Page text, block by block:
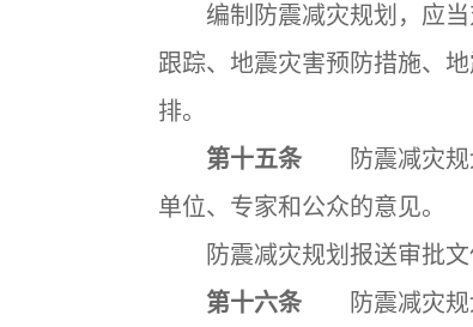
编制防震减灾规划，应当
跟踪、地震灾害预防措施、
排。
第十五条 防震减灾规划
单位、专家和公众的意见。
防震减灾规划报送审批文
第十六条 防震减灾规